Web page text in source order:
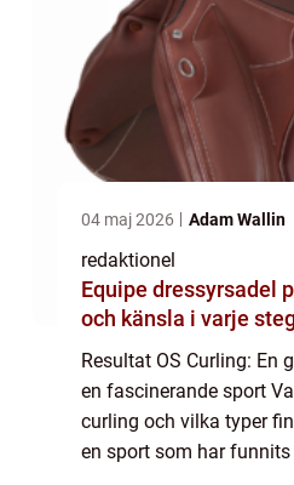
04 maj 2026 Adam Wallin
redaktionel
Equipe dressyrsadel precision, balans
och känsla i varje
Resultat OS Curling: En
en fascinerande sport
curling och vilka typer
en sport som har